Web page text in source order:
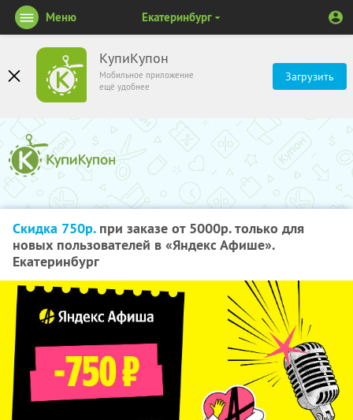
КупиКупон
Мобильное приложение
ещё удобнее
Загрузить
Меню Екатеринбург
Скидка 750р.при заказе от 5000р. только для
новых пользователей в «Яндекс Афише».
Екатеринбург